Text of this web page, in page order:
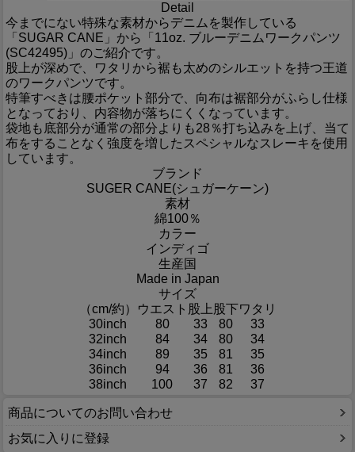
Detail
今までにない特殊な素材からデニムを製作している
「SUGAR CANE」から「11oz. ブルーデニムワークパンツ
(SC42495)」のご紹介です。
股上が深めで、ワタリから裾も太めのシルエットを持つ王道
のワークパンツです。
特筆すべきは腰ポケット部分で、向布は裾部分がふらし仕様
となっており、内容物が落ちにくくなっています。
袋地も底部分が通常の部分よりも28％打ち込みを上げ、当て
布をすることなく強度を増したスペシャルなスレーキを使用
しています。
ブランド
SUGER CANE(シュガーケーン)
素材
綿100％
カラー
インディゴ
生産国
Made in Japan
サイズ
（cm/約）
ウエスト 股上股下 ワタリ
30inch
80 33 80
33
32inch
84 34 80
34
34inch
89 35 81
35
36inch
94 36 81
36
38inch
100 37 82 37
商品についてのお問い合わせ
お気に入りに登録